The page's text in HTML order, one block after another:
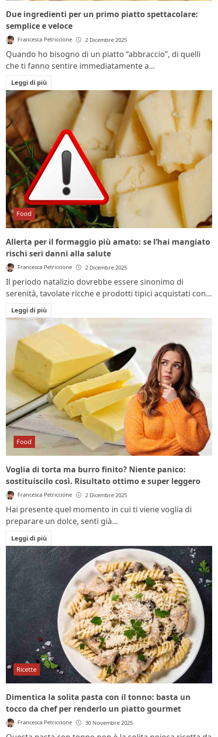
Due ingredienti per un primo piatto spettacolare:
semplice e veloce
Francesca Petriccione 2 Dicembre 2025
Quando ho bisogno di un piatto “abbraccio”, di quelli
che ti fanno sentire immediatamente a...
Leggi di più
Food
Allerta per il formaggio più amato: se l’hai mangiato
rischi seri danni alla salute
Francesca Petriccione 2 Dicembre 2025
Il periodo natalizio dovrebbe essere sinonimo di
serenità, tavolate ricche e prodotti tipici acquistati con...
Leggi di più
Food
Voglia di torta ma burro finito? Niente panico:
sostituiscilo così. Risultato ottimo e super leggero
Francesca Petriccione 2 Dicembre 2025
Hai presente quel momento in cui ti viene voglia di
preparare un dolce, senti già...
Leggi di più
Ricette
Dimentica la solita pasta con il tonno: basta un
tocco da chef per renderlo un piatto gourmet
Francesca Petriccione 30 Novembre 2025